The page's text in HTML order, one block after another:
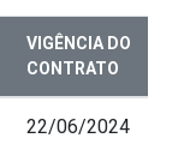
VIGÊNCIA DO
CONTRATO
22/06/2024